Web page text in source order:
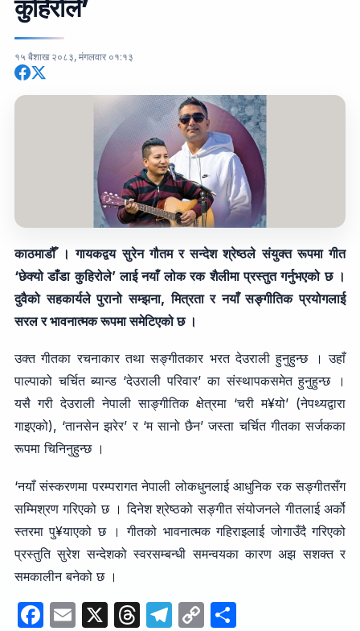
कुहिरोले’
१५ बैशाख २०८३, मंगलवार ०१:१३
काठमाडौँ । गायकद्वय सुरेन गौतम र सन्देश श्रेष्ठले संयुक्त रूपमा गीत
‘छेक्यो डाँडा कुहिरोले’ लाई नयाँ लोक रक शैलीमा प्रस्तुत गर्नुभएको छ ।
दुवैको सहकार्यले पुरानो सम्झना, मित्रता र नयाँ सङ्गीतिक प्रयोगलाई
सरल र भावनात्मक रूपमा समेटिएको छ ।
उक्त गीतका रचनाकार तथा सङ्गीतकार भरत देउराली हुनुहुन्छ । उहाँ
पाल्पाको चर्चित ब्यान्ड ‘देउराली परिवार’ का संस्थापकसमेत हुनुहुन्छ ।
यसै गरी देउराली नेपाली साङ्गीतिक क्षेत्रमा ‘चरी म¥यो’ (नेपथ्यद्वारा
गाइएको), ‘तानसेन झरेर’ र ‘म सानो छैन’ जस्ता चर्चित गीतका सर्जकका
रूपमा चिनिनुहुन्छ ।
‘नयाँ संस्करणमा परम्परागत नेपाली लोकधुनलाई आधुनिक रक सङ्गीतसँग
सम्मिश्रण गरिएको छ । दिनेश श्रेष्ठको सङ्गीत संयोजनले गीतलाई अर्को
स्तरमा पु¥याएको छ । गीतको भावनात्मक गहिराइलाई जोगाउँदै गरिएको
प्रस्तुति सुरेश सन्देशको स्वरसम्बन्धी समन्वयका कारण अझ सशक्त र
समकालीन बनेको छ ।
F E X T T C S